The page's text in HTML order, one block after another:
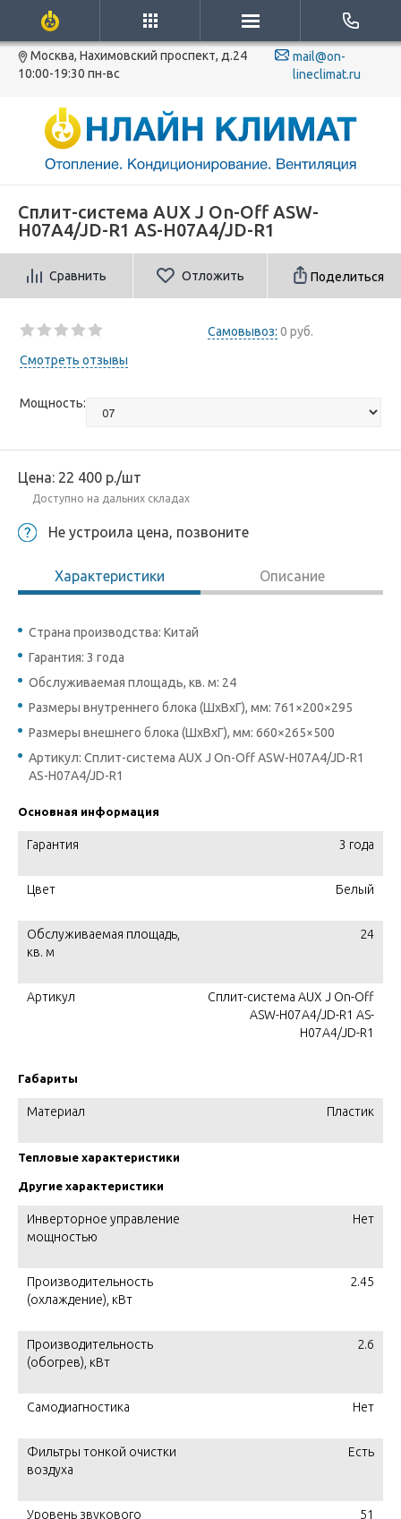
Москва, Нахимовский проспект, д.24
10:00-19:30 пн-вс
mail@on-
lineclimat.ru
Сплит-система AUX J On-Off ASW-
H07A4/JD-R1 AS-H07A4/JD-R1
Сравнить Отложить Поделиться
Самовывоз: 0 руб.
Смотреть отзывы
Мощность:
Цена: 22 400 р./шт
Доступно на дальних складах
Не устроила цена, позвоните
Характеристики Описание
Страна производства: Китай
Гарантия: 3 года
Обслуживаемая площадь, кв. м: 24
Размеры внутреннего блока (ШхВхГ), мм: 761×200×295
Размеры внешнего блока (ШхВхГ), мм: 660×265×500
Артикул: Сплит-система AUX J On-Off ASW-H07A4/JD-R1
AS-H07A4/JD-R1
Основная информация
Гарантия 3 года
Цвет Белый
Обслуживаемая площадь,
кв. м
24
Артикул
Сплит-система AUX J On-Off
ASW-H07A4/JD-R1 AS-
H07A4/JD-R1
Габариты
Материал Пластик
Тепловые характеристики
Другие характеристики
Инверторное управление
мощностью
Нет
Производительность
(охлаждение), кВт
2.45
Производительность
(обогрев), кВт
2.6
Самодиагностика Нет
Фильтры тонкой очистки
воздуха
Есть
Уровень звукового
51